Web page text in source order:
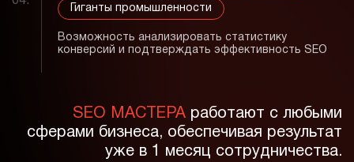
Гиганты промышленности
Возможность анализировать статистику
конверсий и подтверждать эффективность SEO
SEO МАСТЕРА работают с любыми
сферами бизнеса, обеспечивая результат
уже в 1 месяц сотрудничества.